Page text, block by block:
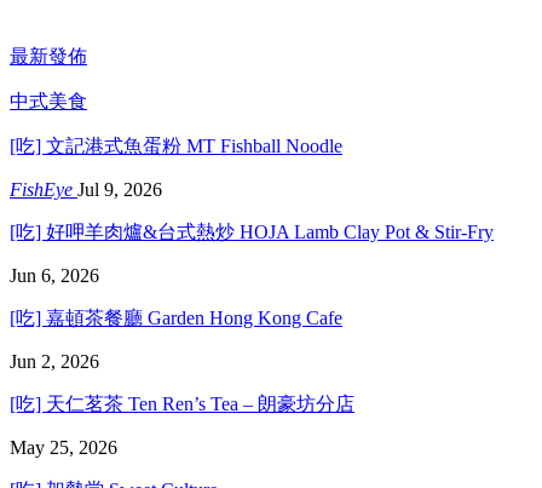
最新發佈
中式美食
[吃] 文記港式魚蛋粉 MT Fishball Noodle
FishEye Jul 9, 2026
[吃] 好呷羊肉爐&台式熱炒 HOJA Lamb Clay Pot & Stir-Fry
Jun 6, 2026
[吃] 嘉頓茶餐廳 Garden Hong Kong Cafe
Jun 2, 2026
[吃] 天仁茗茶 Ten Ren’s Tea – 朗豪坊分店
May 25, 2026